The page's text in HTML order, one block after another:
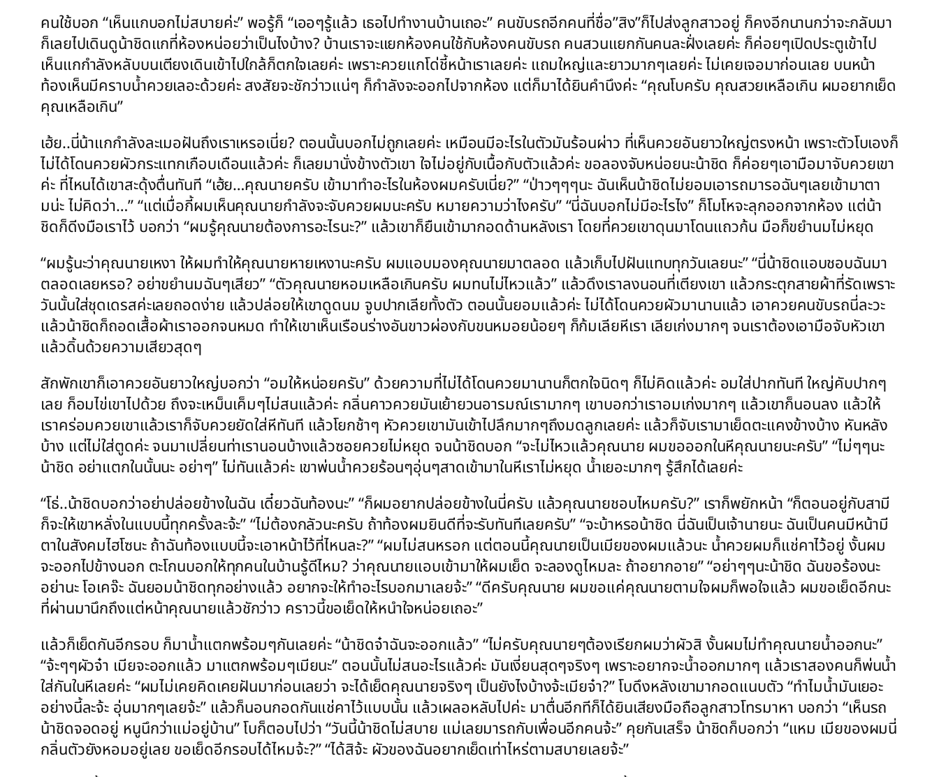
คนใช้บอก “เห็นแกบอกไม่สบายค่ะ” พอรู้ก็ “เออๆรู้แล้ว เธอไปทำงานบ้านเถอะ” คนขับรถอีกคนที่ชื่อ”สิง”ก็ไปส่งลูกสาวอยู่ ก็คงอีกนานกว่าจะกลับมา
ก็เลยไปเดินดูน้าชิดแกที่ห้องหน่อยว่าเป็นไงบ้าง? บ้านเราจะแยกห้องคนใช้กับห้องคนขับรถ คนสวนแยกกันคนละฝั่งเลยค่ะ ก็ค่อยๆเปิดประตูเข้าไป
เห็นแกกำลังหลับบนเตียงเดินเข้าไปใกล้ก็ตกใจเลยค่ะ เพราะควยแกโด่ชี้หน้าเราเลยค่ะ แถมใหญ่และยาวมากๆเลยค่ะ ไม่เคยเจอมาก่อนเลย บนหน้า
ท้องเห็นมีคราบน้ำควยเลอะด้วยค่ะ สงสัยจะชักว่าวแน่ๆ ก็กำลังจะออกไปจากห้อง แต่ก็มาได้ยินคำนึงค่ะ “คุณโบครับ คุณสวยเหลือเกิน ผมอยากเย็ด
คุณเหลือเกิน”
เฮ้ย..นี่น้าแกกำลังละเมอฝันถึงเราเหรอเนี่ย? ตอนนั้นบอกไม่ถูกเลยค่ะ เหมือนมีอะไรในตัวมันร้อนผ่าว ที่เห็นควยอันยาวใหญ่ตรงหน้า เพราะตัวโบเองก็
ไม่ได้โดนควยผัวกระแทกเกือบเดือนแล้วค่ะ ก็เลยมานั่งข้างตัวเขา ใจไม่อยู่กับเนื้อกับตัวแล้วค่ะ ขอลองจับหน่อยนะน้าชิด ก็ค่อยๆเอามือมาจับควยเขา
ค่ะ ที่ไหนได้เขาสะดุ้งตื่นทันที “เฮ้ย…คุณนายครับ เข้ามาทำอะไรในห้องผมครับเนี่ย?” “ป่าวๆๆๆนะ ฉันเห็นน้าชิดไม่ยอมเอารถมารอฉันๆเลยเข้ามาตา
มน่ะ ไม่คิดว่า…” “แต่เมื่อกี้ผมเห็นคุณนายกำลังจะจับควยผมนะครับ หมายความว่าไงครับ” “นี่ฉันบอกไม่มีอะไรไง” ก็โมโหจะลุกออกจากห้อง แต่น้า
ชิดก็ดีงมือเราไว้ บอกว่า “ผมรู้คุณนายต้องการอะไรนะ?” แล้วเขาก็ยืนเข้ามากอดด้านหลังเรา โดยที่ควยเขาดุนมาโดนแถวก้น มือก็ขยำนมไม่หยุด
“ผมรู้นะว่าคุณนายเหงา ให้ผมทำให้คุณนายหายเหงานะครับ ผมแอบมองคุณนายมาตลอด แล้วเก็บไปฝันแทบทุกวันเลยนะ” “นี่น้าชิดแอบชอบฉันมา
ตลอดเลยหรอ? อย่าขยำนมฉันๆเสียว” “ตัวคุณนายหอมเหลือเกินครับ ผมทนไม่ไหวแล้ว” แล้วดึงเราลงนอนที่เตียงเขา แล้วกระตุกสายผ้าที่รัดเพราะ
วันนั้นใส่ชุดเดรสค่ะเลยถอดง่าย แล้วปล่อยให้เขาดูดนม จูบปากเลียทั้งตัว ตอนนั้นยอมแล้วค่ะ ไม่ได้โดนควยผัวมานานแล้ว เอาควยคนขับรถนี่ละวะ
แล้วน้าชิดก็ถอดเสื้อผ้าเราออกจนหมด ทำให้เขาเห็นเรือนร่างอันขาวผ่องกับขนหมอยน้อยๆ ก็ก้มเลียหีเรา เลียเก่งมากๆ จนเราต้องเอามือจับหัวเขา
แล้วดิ้นด้วยความเสียวสุดๆ
สักพักเขาก็เอาควยอันยาวใหญ่บอกว่า “อมให้หน่อยครับ” ด้วยความที่ไม่ได้โดนควยมานานก็ตกใจนิดๆ ก็ไม่คิดแล้วค่ะ อมใส่ปากทันที ใหญ่คับปากๆ
เลย ก็อมไข่เขาไปด้วย ถึงจะเหม็นเค็มๆไม่สนแล้วค่ะ กลิ่นคาวควยมันเย้ายวนอารมณ์เรามากๆ เขาบอกว่าเราอมเก่งมากๆ แล้วเขาก็นอนลง แล้วให้
เราคร่อมควยเขาแล้วเราก็จับควยยัดใส่หีทันที แล้วโยกช้าๆ หัวควยเขามันเข้าไปลึกมากๆถึงมดลูกเลยค่ะ แล้วก็จับเรามาเย็ดตะแคงข้างบ้าง หันหลัง
บ้าง แต่ไม่ใส่ตูดค่ะ จนมาเปลี่ยนท่าเรานอนบ้างแล้วซอยควยไม่หยุด จนน้าชิดบอก “จะไม่ไหวแล้วคุณนาย ผมขอออกในหีคุณนายนะครับ” “ไม่ๆๆนะ
น้าชิด อย่าแตกในนั้นนะ อย่าๆ” ไม่ทันแล้วค่ะ เขาพ่นน้ำควยร้อนๆอุ่นๆสาดเข้ามาในหีเราไม่หยุด น้ำเยอะมากๆ รู้สึกได้เลยค่ะ
“โธ่..น้าชิดบอกว่าอย่าปล่อยข้างในฉัน เดี๋ยวฉันท้องนะ” “ก็ผมอยากปล่อยข้างในนี่ครับ แล้วคุณนายชอบไหมครับ?” เราก็พยักหน้า “ก็ตอนอยู่กับสามี
ก็จะให้เขาหลั่งในแบบนี้ทุกครั้งละจ้ะ” “ไม่ต้องกลัวนะครับ ถ้าท้องผมยินดีที่จะรับทันทีเลยครับ” “จะบ้าหรอน้าชิด นี่ฉันเป็นเจ้านายนะ ฉันเป็นคนมีหน้ามี
ตาในสังคมไฮโซนะ ถ้าฉันท้องแบบนี้จะเอาหน้าไว้ที่ไหนละ?” “ผมไม่สนหรอก แต่ตอนนี้คุณนายเป็นเมียของผมแล้วนะ น้ำควยผมก็แช่คาไว้อยู่ งั้นผม
จะออกไปข้างนอก ตะโกนบอกให้ทุกคนในบ้านรู้ดีไหม? ว่าคุณนายแอบเข้ามาให้ผมเย็ด จะลองดูไหมละ ถ้าอยากอาย” “อย่าๆๆนะน้าชิด ฉันขอร้องนะ
อย่านะ โอเคจ๊ะ ฉันยอมน้าชิดทุกอย่างแล้ว อยากจะให้ทำอะไรบอกมาเลยจ้ะ” “ดีครับคุณนาย ผมขอแค่คุณนายตามใจผมก็พอใจแล้ว ผมขอเย็ดอีกนะ
ที่ผ่านมานึกถึงแต่หน้าคุณนายแล้วชักว่าว คราวนี้ขอเย็ดให้หนำใจหน่อยเถอะ”
แล้วก็เย็ดกันอีกรอบ ก็มาน้ำแตกพร้อมๆกันเลยค่ะ “น้าชิดจ๋าฉันจะออกแล้ว” “ไม่ครับคุณนายๆต้องเรียกผมว่าผัวสิ งั้นผมไม่ทำคุณนายน้ำออกนะ”
“จ้ะๆๆผัวจ๋า เมียจะออกแล้ว มาแตกพร้อมๆเมียนะ” ตอนนั้นไม่สนอะไรแล้วค่ะ มันเงี่ยนสุดๆจริงๆ เพราะอยากจะน้ำออกมากๆ แล้วเราสองคนก็พ่นน้ำ
ใส่กันในหีเลยค่ะ “ผมไม่เคยคิดเคยฝันมาก่อนเลยว่า จะได้เย็ดคุณนายจริงๆ เป็นยังไงบ้างจ้ะเมียจ๋า?” โบดึงหลังเขามากอดแนบตัว “ทำไมน้ำมันเยอะ
อย่างนี้ละจ้ะ อุ่นมากๆเลยจ้ะ” แล้วก็นอนกอดกันแช่คาไว้แบบนั้น แล้วเผลอหลับไปค่ะ มาตื่นอีกทีก็ได้ยินเสียงมือถือลูกสาวโทรมาหา บอกว่า “เห็นรถ
น้าชิดจอดอยู่ หนูนึกว่าแม่อยู่บ้าน” โบก็ตอบไปว่า “วันนี้น้าชิดไม่สบาย แม่เลยมารถกับเพื่อนอีกคนจ้ะ” คุยกันเสร็จ น้าชิดก็บอกว่า “แหม เมียของผมนี่
กลิ่นตัวยังหอมอยู่เลย ขอเย็ดอีกรอบได้ไหมจ้ะ?” “ได้สิจ้ะ ผัวของฉันอยากเย็ดเท่าไหร่ตามสบายเลยจ้ะ”